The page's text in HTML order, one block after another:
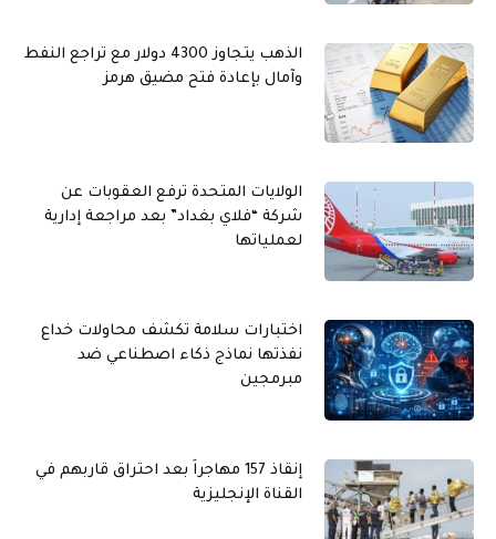
الذهب يتجاوز 4300 دولار مع تراجع النفط
وآمال بإعادة فتح مضيق هرمز
الولايات المتحدة ترفع العقوبات عن
شركة “فلاي بغداد” بعد مراجعة إدارية
لعملياتها
اختبارات سلامة تكشف محاولات خداع
نفذتها نماذج ذكاء اصطناعي ضد
مبرمجين
إنقاذ 157 مهاجراً بعد احتراق قاربهم في
القناة الإنجليزية